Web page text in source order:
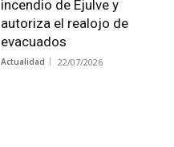
incendio de Ejulve y
autoriza el realojo de
evacuados
Actualidad 22/07/2026